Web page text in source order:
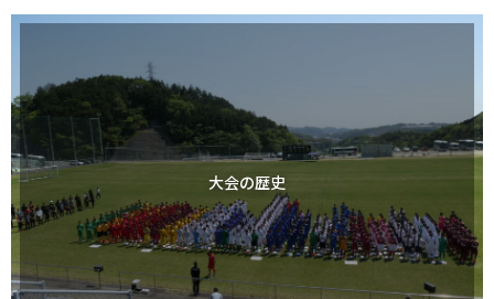
大会の歴史